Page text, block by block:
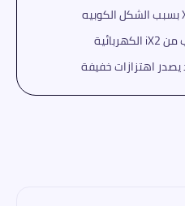
اهتزازات خفيفة